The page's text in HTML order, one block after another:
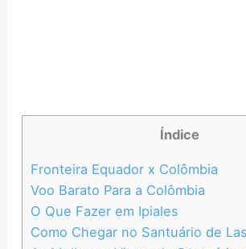
Índice
Fronteira Equador x Colômbia
Voo Barato Para a Colômbia
O Que Fazer em Ipiales
Como Chegar no Santuário de